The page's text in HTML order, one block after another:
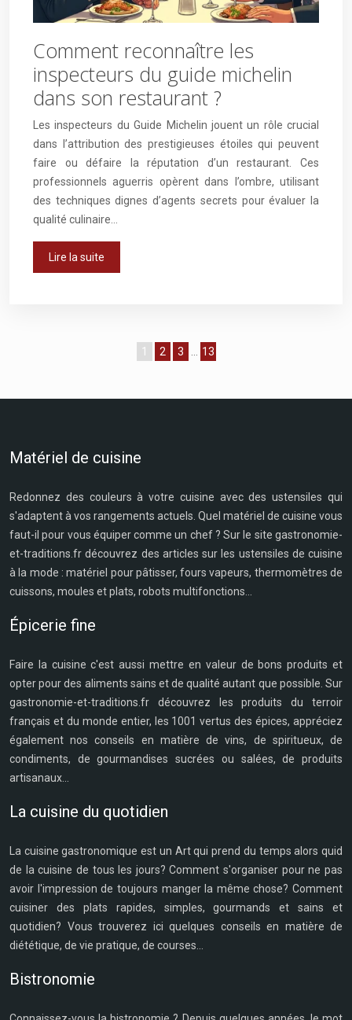
Comment reconnaître les
inspecteurs du guide michelin
dans son restaurant ?
Les inspecteurs du Guide Michelin jouent un rôle crucial
dans l’attribution des prestigieuses étoiles qui peuvent
faire ou défaire la réputation d’un restaurant. Ces
professionnels aguerris opèrent dans l’ombre, utilisant
des techniques dignes d’agents secrets pour évaluer la
qualité culinaire…
Lire la suite
1 2 3 13
Matériel de cuisine
Redonnez des couleurs à votre cuisine avec des ustensiles qui
s'adaptent à vos rangements actuels. Quel matériel de cuisine vous
faut-il pour vous équiper comme un chef ? Sur le site gastronomie-
et-traditions.fr découvrez des articles sur les ustensiles de cuisine
à la mode : matériel pour pâtisser, fours vapeurs, thermomètres de
cuissons, moules et plats, robots multifonctions...
Épicerie fine
Faire la cuisine c'est aussi mettre en valeur de bons produits et
opter pour des aliments sains et de qualité autant que possible. Sur
gastronomie-et-traditions.fr découvrez les produits du terroir
français et du monde entier, les 1001 vertus des épices, appréciez
également nos conseils en matière de vins, de spiritueux, de
condiments, de gourmandises sucrées ou salées, de produits
artisanaux...
La cuisine du quotidien
La cuisine gastronomique est un Art qui prend du temps alors quid
de la cuisine de tous les jours? Comment s'organiser pour ne pas
avoir l'impression de toujours manger la même chose? Comment
cuisiner des plats rapides, simples, gourmands et sains et
quotidien? Vous trouverez ici quelques conseils en matière de
diététique, de vie pratique, de courses...
Bistronomie